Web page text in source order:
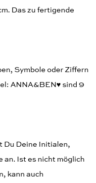
Das zu fertigende
Symbole oder Ziffern
ANNA&BEN♥︎ sind 9
Du Deine Initialen,
an. Ist es nicht möglich
kann auch